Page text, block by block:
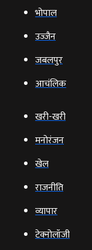
भोपाल
उज्‍जैन
जबलपुर
आचंलिक
खरी-खरी
मनोरंजन
खेल
राजनीति
व्‍यापार
टेक्‍नोलॉजी